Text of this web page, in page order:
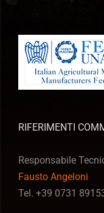
RIFERIMENTI
Responsabile
Fausto Angeloni
Tel. +39 0731